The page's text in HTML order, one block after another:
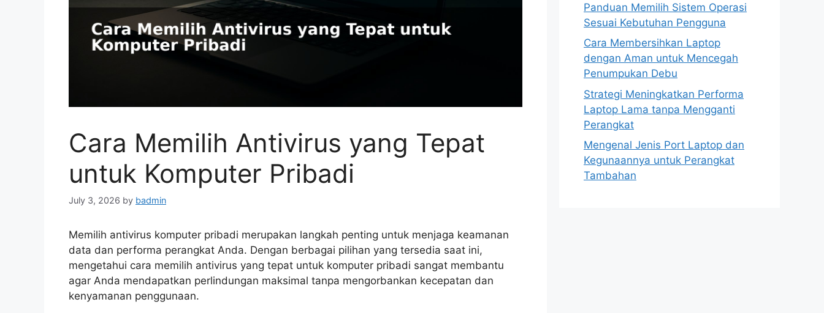
Cara Memilih Antivirus yang Tepat
untuk Komputer Pribadi
July 3, 2026 by badmin
Memilih antivirus komputer pribadi merupakan langkah penting untuk menjaga keamanan
data dan performa perangkat Anda. Dengan berbagai pilihan yang tersedia saat ini,
mengetahui cara memilih antivirus yang tepat untuk komputer pribadi sangat membantu
agar Anda mendapatkan perlindungan maksimal tanpa mengorbankan kecepatan dan
kenyamanan penggunaan.
Panduan Memilih Sistem Operasi
Sesuai Kebutuhan Pengguna
Cara Membersihkan Laptop
dengan Aman untuk Mencegah
Penumpukan Debu
Strategi Meningkatkan Performa
Laptop Lama tanpa Mengganti
Perangkat
Mengenal Jenis Port Laptop dan
Kegunaannya untuk Perangkat
Tambahan